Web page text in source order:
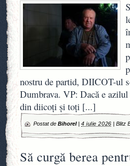
nostru de partid, DIICOT-ul
Dumbrava. VP: Dacă e
din diicoți și toți [...]
Postat de Bihorel| 4 iulie 2026 | Blitz
Să curgă berea